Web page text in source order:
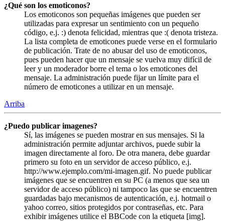
¿Qué son los emoticonos?
Los emoticonos son pequeñas imágenes que pueden ser
utilizadas para expresar un sentimiento con un pequeño
código, e.j. :) denota felicidad, mientras que :( denota tristeza.
La lista completa de emoticones puede verse en el formulario
de publicación. Trate de no abusar del uso de emoticonos,
pues pueden hacer que un mensaje se vuelva muy difícil de
leer y un moderador borre el tema o los emoticones del
mensaje. La administración puede fijar un límite para el
número de emoticones a utilizar en un mensaje.
Arriba
¿Puedo publicar imagenes?
Sí, las imágenes se pueden mostrar en sus mensajes. Si la
administración permite adjuntar archivos, puede subir la
imagen directamente al foro. De otra manera, debe guardar
primero su foto en un servidor de acceso público, e.j.
http://www.ejemplo.com/mi-imagen.gif. No puede publicar
imágenes que se encuentren en su PC (a menos que sea un
servidor de acceso público) ni tampoco las que se encuentren
guardadas bajo mecanismos de autenticación, e.j. hotmail o
yahoo correo, sitios protegidos por contraseñas, etc. Para
exhibir imágenes utilice el BBCode con la etiqueta [img].